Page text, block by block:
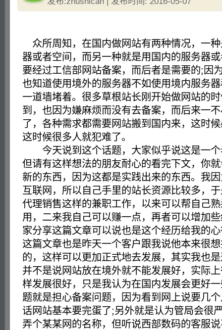
众所周知，在国内做网站有两种情况，一
器或者空间，而另一种就是用国内的服务器
要经过工信部网站备案，而后者是需要的;因
也知道使用境外的服务器不如使用境内服务
一道墙堵着。很多草根站长刚开始做网站的
到，也因为嫌麻烦而没有去备案，而后来一
了，各种需求都需要网站搬到国内来，这时
这时候很多人就犯难了。
今天说到这个话题，大家似乎说这是一个
但请有这样想法的朋友耐心的看完下文，你
新的东西，因为这都是实践出来的东西。我
互联网，所以自己手里的站长资源比较多，
代理销售这样的兼职工作，以来可以帮自己
用，二来我自己可以赚一点，再者可以增加
家分享这篇文章可以说也是这个经历给我的
这篇文章也是昨天一个客户跟我说他本来很
的，这样可以更加正式地去发展，其实我也
并不是说网站放在境外就不能发展好，实际
样发展很好，只是我认为在国内发展会更好
题就是担心备案问题，因为看到网上说要几
话网站基本要完蛋了;另外就是认为管局会很
弄个某某网的名称，但听说西部数码的客服